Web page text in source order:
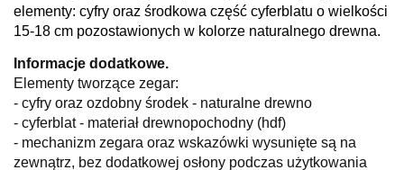
elementy: cyfry oraz środkowa część cyferblatu o wielkości
15-18 cm pozostawionych w kolorze naturalnego drewna.
Informacje dodatkowe.
Elementy tworzące zegar:
- cyfry oraz ozdobny środek - naturalne drewno
- cyferblat - materiał drewnopochodny (hdf)
- mechanizm zegara oraz wskazówki wysunięte są na
zewnątrz, bez dodatkowej osłony podczas użytkowania